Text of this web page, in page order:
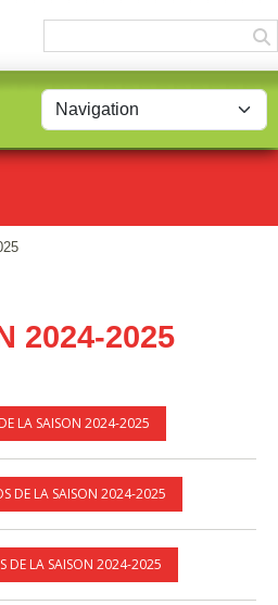
2024-2025
LA SAISON 2024-2025
DE LA SAISON 2024-2025
DE LA SAISON 2024-2025